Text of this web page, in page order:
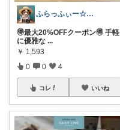
ふらっふぃー☆ナチュラルな暮らし☆
🉐最大20%OFFクーポン🉐 手軽
に優雅な ...
￥ 1,593
0 0 4
コレ いいね